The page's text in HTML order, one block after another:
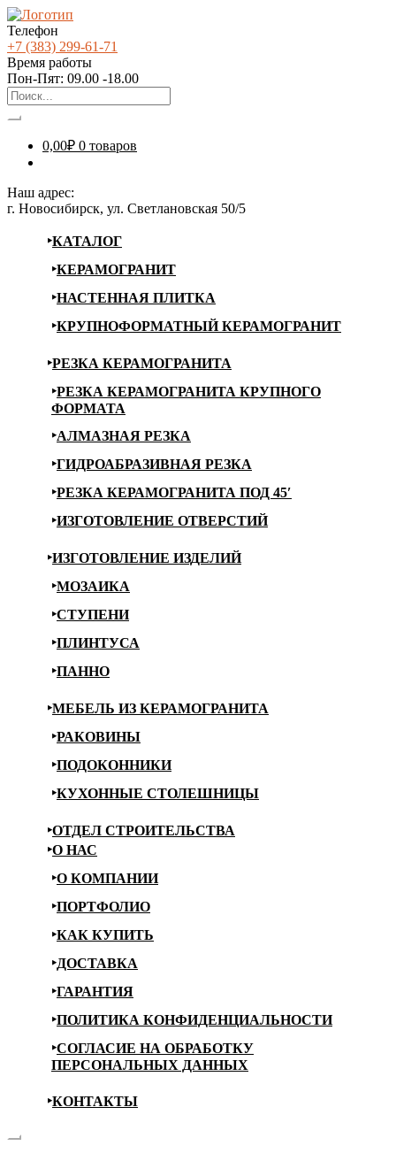
Телефон
+7 (383) 299-61-71
Время работы
Пон-Пят: 09.00 -18.00
0,00₽ 0 товаров
Наш адрес:
г. Новосибирск, ул. Светлановская 50/5
КАТАЛОГ
КЕРАМОГРАНИТ
НАСТЕННАЯ ПЛИТКА
КРУПНОФОРМАТНЫЙ КЕРАМОГРАНИТ
РЕЗКА КЕРАМОГРАНИТА
РЕЗКА КЕРАМОГРАНИТА КРУПНОГО
ФОРМАТА
АЛМАЗНАЯ РЕЗКА
ГИДРОАБРАЗИВНАЯ РЕЗКА
РЕЗКА КЕРАМОГРАНИТА ПОД 45′
ИЗГОТОВЛЕНИЕ ОТВЕРСТИЙ
ИЗГОТОВЛЕНИЕ ИЗДЕЛИЙ
МОЗАИКА
СТУПЕНИ
ПЛИНТУСА
ПАННО
МЕБЕЛЬ ИЗ КЕРАМОГРАНИТА
РАКОВИНЫ
ПОДОКОННИКИ
КУХОННЫЕ СТОЛЕШНИЦЫ
ОТДЕЛ СТРОИТЕЛЬСТВА
О НАС
О КОМПАНИИ
ПОРТФОЛИО
КАК КУПИТЬ
ДОСТАВКА
ГАРАНТИЯ
ПОЛИТИКА КОНФИДЕНЦИАЛЬНОСТИ
СОГЛАСИЕ НА ОБРАБОТКУ
ПЕРСОНАЛЬНЫХ ДАННЫХ
КОНТАКТЫ